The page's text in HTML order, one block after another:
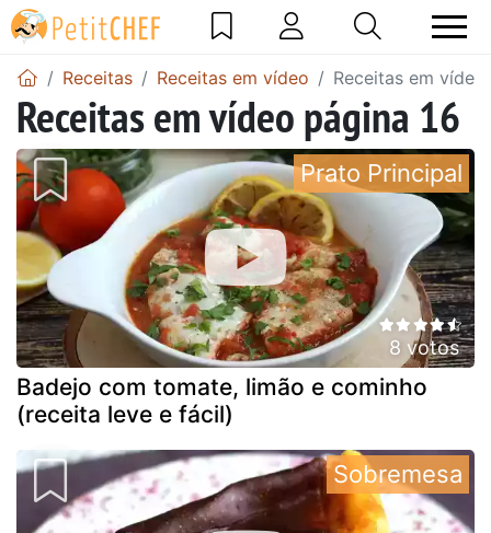
Receitas Receitas em vídeo Receitas em vídeo
Receitas em vídeo página 16
8 votos
Badejo com tomate, limão e cominho
(receita leve e fácil)
Prato Principal
Sobremesa